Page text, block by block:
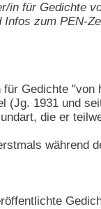
in für Gedichte
zum PEN-
Gedichte
1931 und
die er
während